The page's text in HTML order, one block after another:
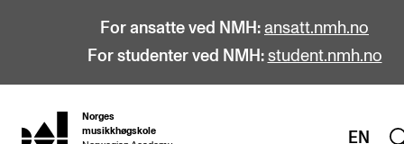
For ansatte ved NMH: ansatt.nmh.no
For studenter ved NMH: student.nmh.no
hjem
Norges
musikkhøgskole
EN